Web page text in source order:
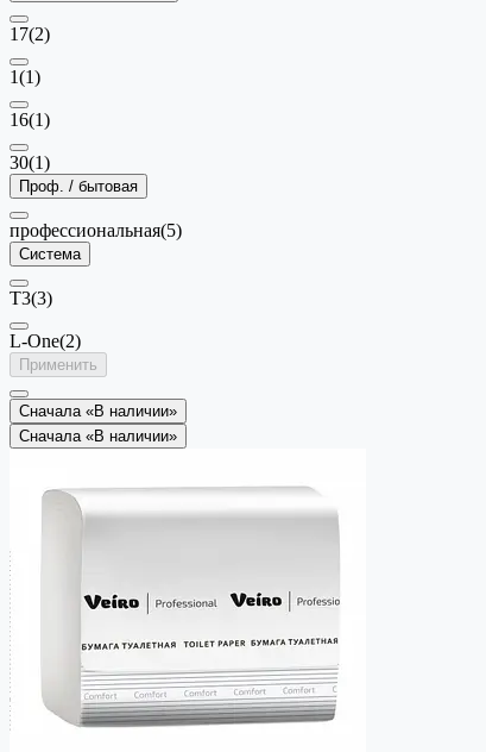
17(2)
1(1)
16(1)
30(1)
Проф. / бытовая
профессиональная(5)
Система
T3(3)
L-One(2)
Применить
Сначала «В наличии»
Сначала «В наличии»